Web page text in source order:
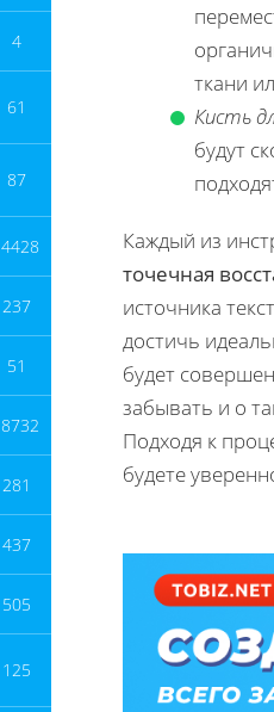
4
61
87
4428
237
51
8732
281
437
505
125
ткани
Кисть
будут
Каждый из
точечная
источника
достичь
будет
забывать и о
Подходя к
будете